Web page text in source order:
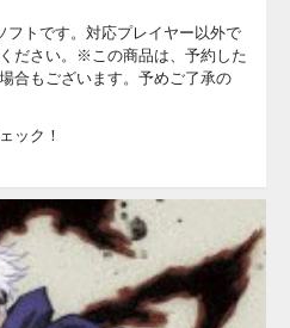
トです。対応プレイヤー以外で
ださい。※この商品は、予約した
合もございます。予めご了承の
ック！